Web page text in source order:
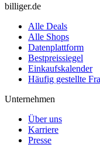
billiger.de
Alle Deals
Alle Shops
Datenplattform
Bestpreissiegel
Einkaufskalender
Häufig gestellte
Unternehmen
Über uns
Karriere
Presse